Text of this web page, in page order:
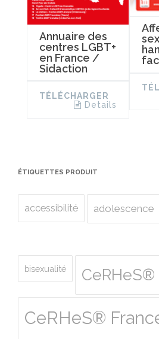
Annuaire des
centres LGBT+
en France /
Sidaction
TÉLÉCHARGER
Details
ÉTIQUETTES PRODUIT
accessibilité adolescence
bisexualité CeRHeS®
CeRHeS®